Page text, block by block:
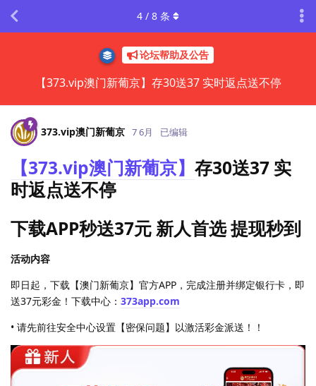
论坛帮助及公告
【373.vip澳门新葡京】存30送37 实时返点送不停
4 / 8 条
373.​vip澳门新葡京 7 6月 已编辑
【373.vip澳门新葡京】 存30送37 实
时返点送不停
下载APP秒送37元 新人首选 提现秒到
活动内容
即日起，下载【澳门新葡京】官方APP，完成注册并绑定银行卡，即
送37元彩金！下载中心： 373app.com
• 请先前往安全中心设置【密保问题】以激活彩金派送！！